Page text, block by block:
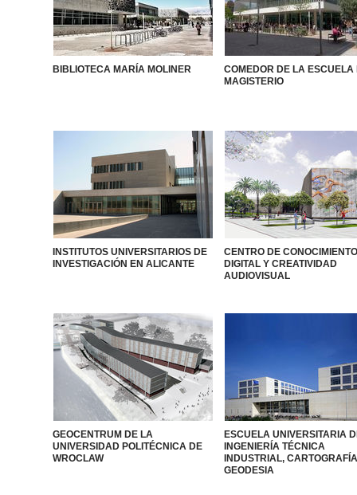
BIBLIOTECA MARÍA MOLINER
COMEDOR DE LA ESCUELA
MAGISTERIO
INSTITUTOS UNIVERSITARIOS DE
INVESTIGACIÓN EN ALICANTE
CENTRO DE CONOCIMIENTO
DIGITAL Y CREATIVIDAD
AUDIOVISUAL
GEOCENTRUM DE LA
UNIVERSIDAD POLITÉCNICA DE
WROCLAW
ESCUELA UNIVERSITARIA
INGENIERÍA TÉCNICA
INDUSTRIAL,
GEODESIA